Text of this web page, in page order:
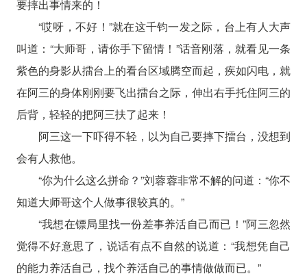
要摔出事情来的！
“哎呀，不好！”就在这千钧一发之际，台上有人大声
叫道：“大师哥，请你手下留情！”话音刚落，就看见一条
紫色的身影从擂台上的看台区域腾空而起，疾如闪电，就
在阿三的身体刚刚要飞出擂台之际，伸出右手托住阿三的
后背，轻轻的把阿三扶了起来！
阿三这一下吓得不轻，以为自己要摔下擂台，没想到
会有人救他。
“你为什么这么拼命？”刘蓉蓉非常不解的问道：“你不
知道大师哥这个人做事很较真的。”
“我想在镖局里找一份差事养活自己而已！”阿三忽然
觉得不好意思了，说话有点不自然的说道：“我想凭自己
的能力养活自己，找个养活自己的事情做做而已。”